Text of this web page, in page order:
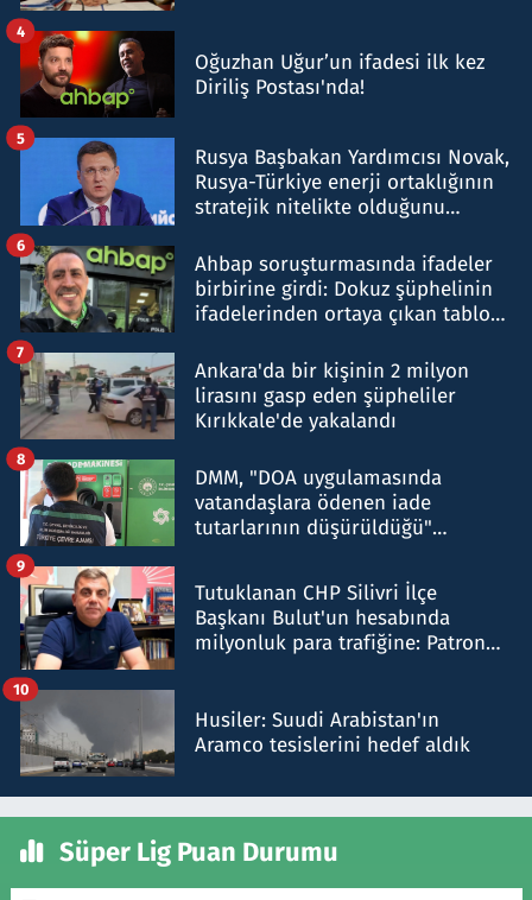
Oğuzhan Uğur’un ifadesi ilk kez
Diriliş Postası'nda!
4
Rusya Başbakan Yardımcısı Novak,
Rusya-Türkiye enerji ortaklığının
stratejik nitelikte olduğunu
5
Ahbap soruşturmasında ifadeler
birbirine girdi: Dokuz şüphelinin
ifadelerinden ortaya çıkan tablo
6
Ankara'da bir kişinin 2 milyon
lirasını gasp eden şüpheliler
Kırıkkale'de yakalandı
7
DMM, "DOA uygulamasında
vatandaşlara ödenen iade
tutarlarının düşürüldüğü"
8
Tutuklanan CHP Silivri İlçe
Başkanı Bulut'un hesabında
milyonluk para trafiğine: Patron
9
Husiler: Suudi Arabistan'ın
Aramco tesislerini hedef aldık
10
Süper Lig Puan Durumu